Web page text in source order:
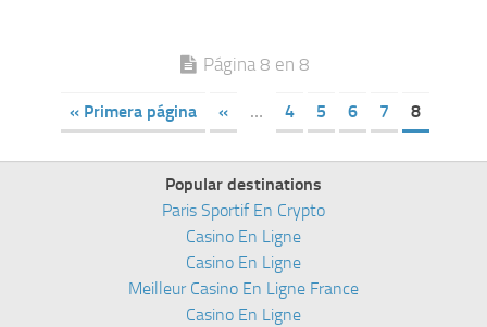
Página 8 en 8
« Primera página « … 4 5 6 7 8
Popular destinations
Paris Sportif En Crypto
Casino En Ligne
Casino En Ligne
Meilleur Casino En Ligne France
Casino En Ligne